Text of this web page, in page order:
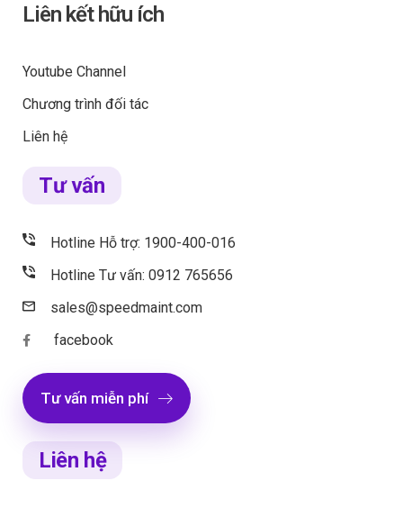
Liên kết hữu ích
Youtube Channel
Chương trình đối tác
Liên hệ
Tư vấn
Hotline Hỗ trợ: 1900-400-016
Hotline Tư vấn: 0912 765656
sales@speedmaint.com
facebook
Tư vấn miễn phí
Liên hệ